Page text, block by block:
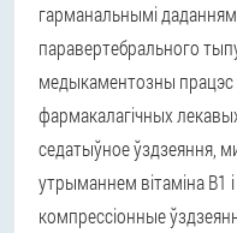
гарманальнымі
пaрaвертебрaльного
медыкаментозны працэс
фармакалагічных
седатыўное ўздзеяння,
утрыманнем вітаміна B1
компрессіонные